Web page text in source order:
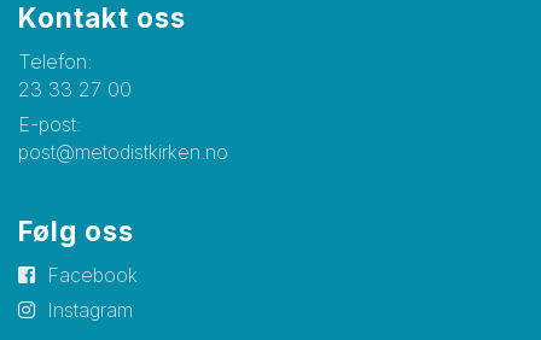
Kontakt oss
Telefon:
23 33 27 00
E-post:
post@metodistkirken.no
Følg oss
Facebook
Instagram